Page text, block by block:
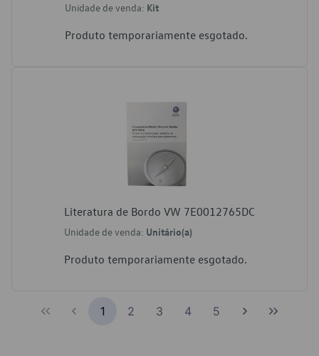
Unidade de venda: Kit
Produto temporariamente esgotado.
Literatura de Bordo VW 7E0012765DC
Unidade de venda: Unitário(a)
Produto temporariamente esgotado.
1 2 3 4 5